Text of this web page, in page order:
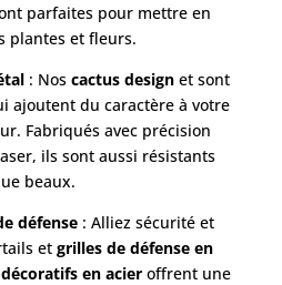
parfaites pour mettre en
plantes et fleurs.
: Nos cactus designet sont
ajoutent du caractère à votre
Fabriqués avec précision
ils sont aussi résistants
beaux.
défense : Alliez sécurité et
et grilles de défense en
en acier offrent une